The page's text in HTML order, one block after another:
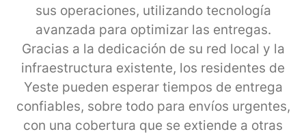
sus operaciones, utilizando tecnología
avanzada para optimizar las entregas.
Gracias a la dedicación de su red local y la
infraestructura existente, los residentes de
Yeste pueden esperar tiempos de entrega
confiables, sobre todo para envíos urgentes,
con una cobertura que se extiende a otras